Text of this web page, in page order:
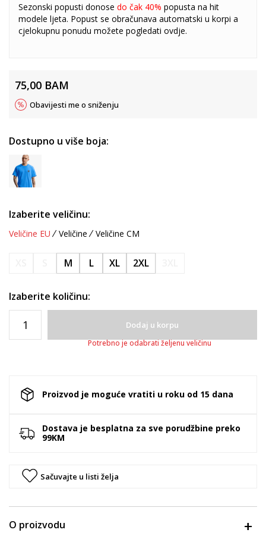
Sezonski popusti donose do čak 40% popusta na hit
modele ljeta. Popust se obračunava automatski u korpi a
cjelokupnu ponudu možete pogledati ovdje.
75,00 BAM
Obavijesti me o sniženju
Dostupno u više boja:
Izaberite veličinu:
Veličine EU Veličine Veličine CM
M L XL 2XL
Izaberite količinu:
Dodaj u korpu
Potrebno je odabrati željenu veličinu
Proizvod je moguće vratiti u roku od 15 dana
Dostava je besplatna za sve porudžbine preko
99KM
Sačuvajte u listi želja
O proizvodu